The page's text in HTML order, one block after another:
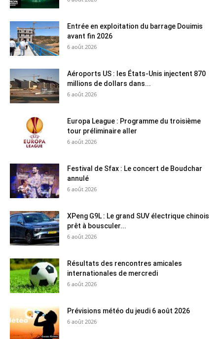
Entrée en exploitation du barrage Douimis
avant fin 2026
6 août 2026
Aéroports US : les États-Unis injectent 870
millions de dollars dans...
6 août 2026
Europa League : Programme du troisième
tour préliminaire aller
6 août 2026
Festival de Sfax : Le concert de Boudchar
annulé
6 août 2026
XPeng G9L : Le grand SUV électrique chinois
prêt à bousculer...
6 août 2026
Résultats des rencontres amicales
internationales de mercredi
6 août 2026
Prévisions météo du jeudi 6 août 2026
6 août 2026